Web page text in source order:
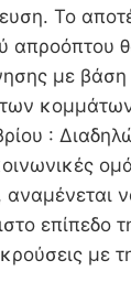
Το
απροόπτου
με βάση
των
:
αναμένεται
επίπεδο
με